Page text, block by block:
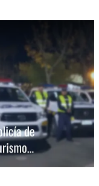
consisten los controles